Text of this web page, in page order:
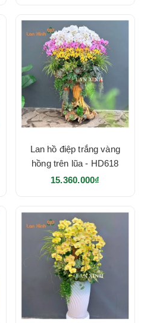
Lan hồ điệp trắng vàng
hồng trên lũa - HD618
15.360.000₫